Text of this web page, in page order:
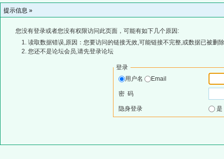
提示信息 »
您没有登录或者您没有权限访问此页面，可能有如下几个原因:
读取数据错误,原因：您要访问的链接无效,可能链接不完整,或数据已被删
您还不是论坛会员,请先登录论坛
登录
用户名
Email
密 码
隐身登录